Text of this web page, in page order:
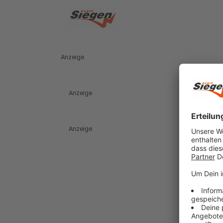
Anzeige
Anzeige
Anzeige